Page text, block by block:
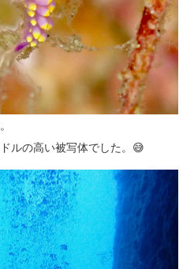
ルの高い被写体でした。😅